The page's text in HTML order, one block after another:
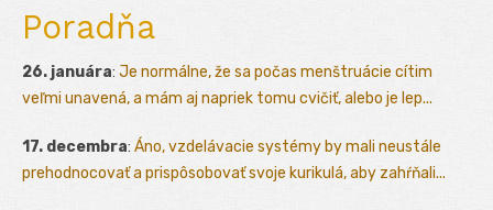
Poradňa
26. januára: Je normálne, že sa počas menštruácie cítim
veľmi unavená, a mám aj napriek tomu cvičiť, alebo je lep...
17. decembra: Áno, vzdelávacie systémy by mali neustále
prehodnocovať a prispôsobovať svoje kurikulá, aby zahŕňali...